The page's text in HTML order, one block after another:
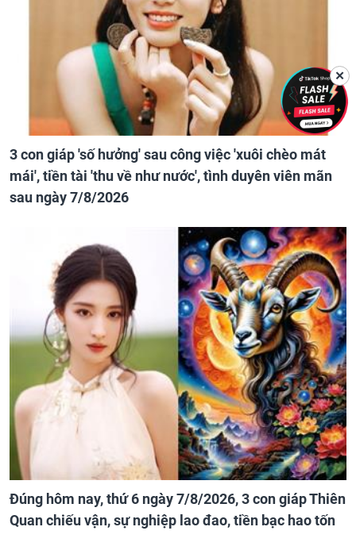
3 con giáp 'số hưởng' sau công việc 'xuôi chèo mát
mái', tiền tài 'thu về như nước', tình duyên viên mãn
sau ngày 7/8/2026
Đúng hôm nay, thứ 6 ngày 7/8/2026, 3 con giáp Thiên
Quan chiếu vận, sự nghiệp lao đao, tiền bạc hao tốn
✕